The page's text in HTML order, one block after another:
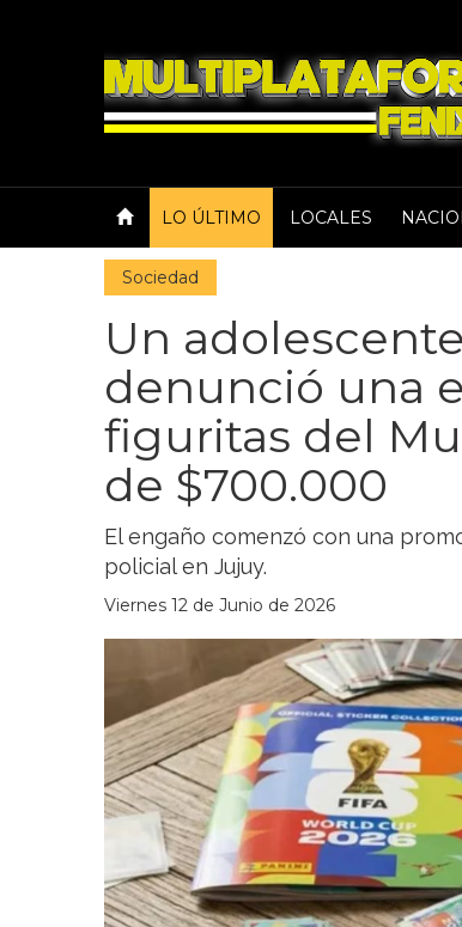
LO ÚLTIMO LOCALES
Sociedad
Un
denunció una
figuritas del
de $700.000
El engaño comenzó con una
policial en Jujuy.
Viernes 12 de Junio de 2026